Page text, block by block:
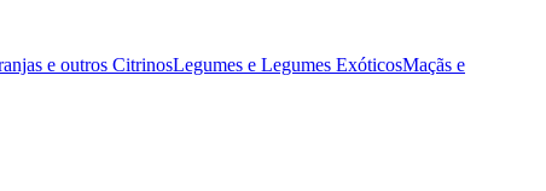
e outros CitrinosLegumes e Legumes ExóticosMaçãs e